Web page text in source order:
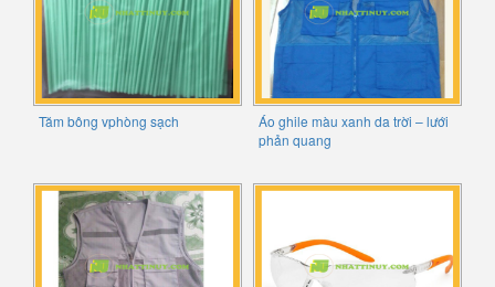
Tăm bông vphòng sạch
Áo ghile màu xanh da trời – lưới
phản quang